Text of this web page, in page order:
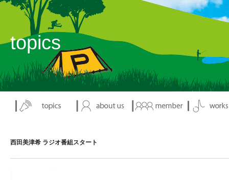
topics
西田美津希 ラジオ番組スタート